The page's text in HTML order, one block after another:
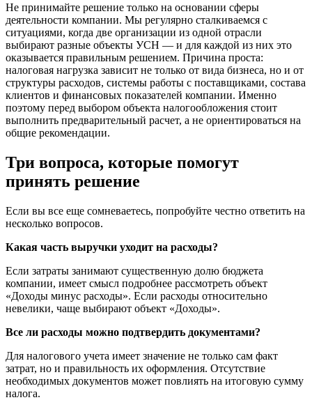
Не принимайте решение только на основании сферы
деятельности компании. Мы регулярно сталкиваемся с
ситуациями, когда две организации из одной отрасли
выбирают разные объекты УСН — и для каждой из них это
оказывается правильным решением. Причина проста:
налоговая нагрузка зависит не только от вида бизнеса, но и от
структуры расходов, системы работы с поставщиками, состава
клиентов и финансовых показателей компании. Именно
поэтому перед выбором объекта налогообложения стоит
выполнить предварительный расчет, а не ориентироваться на
общие рекомендации.
Три вопроса, которые помогут
принять решение
Если вы все еще сомневаетесь, попробуйте честно ответить на
несколько вопросов.
Какая часть выручки уходит на расходы?
Если затраты занимают существенную долю бюджета
компании, имеет смысл подробнее рассмотреть объект
«Доходы минус расходы». Если расходы относительно
невелики, чаще выбирают объект «Доходы».
Все ли расходы можно подтвердить документами?
Для налогового учета имеет значение не только сам факт
затрат, но и правильность их оформления. Отсутствие
необходимых документов может повлиять на итоговую сумму
налога.